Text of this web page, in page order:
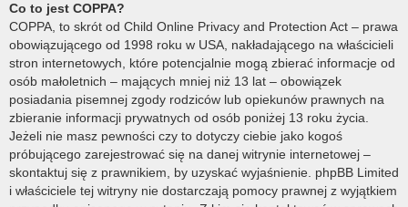
Co to jest COPPA?
COPPA, to skrót od Child Online Privacy and Protection Act – prawa
obowiązującego od 1998 roku w USA, nakładającego na właścicieli
stron internetowych, które potencjalnie mogą zbierać informacje od
osób małoletnich – mających mniej niż 13 lat – obowiązek
posiadania pisemnej zgody rodziców lub opiekunów prawnych na
zbieranie informacji prywatnych od osób poniżej 13 roku życia.
Jeżeli nie masz pewności czy to dotyczy ciebie jako kogoś
próbującego zarejestrować się na danej witrynie internetowej –
skontaktuj się z prawnikiem, by uzyskać wyjaśnienie. phpBB Limited
i właściciele tej witryny nie dostarczają pomocy prawnej z wyjątkiem